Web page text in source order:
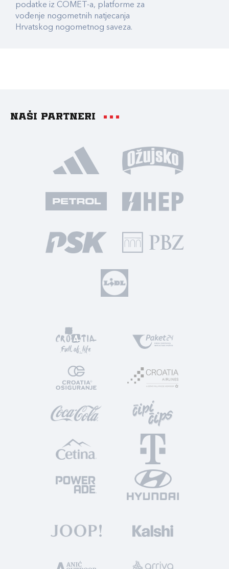
podatke iz COMET-a, platforme za
vođenje nogometnih natjecanja
Hrvatskog nogometnog saveza.
Naši partneri